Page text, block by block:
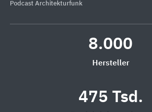
Podcast Architekturfunk
8.000
Hersteller
475 Tsd.